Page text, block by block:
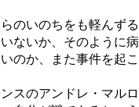
のいのちをも軽んず
ないか、そのように
のか、また事件を起
スのアンドレ・マルロ